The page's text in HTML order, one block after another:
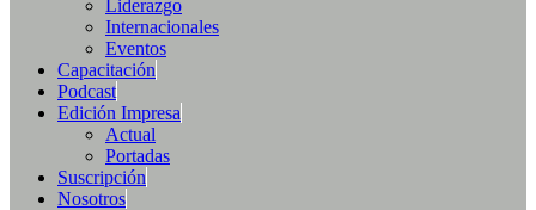
Liderazgo
Internacionales
Eventos
Capacitación
Podcast
Edición Impresa
Actual
Portadas
Suscripción
Nosotros